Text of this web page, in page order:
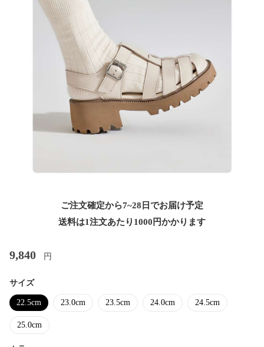
ご注文確定から7~28日でお届け予定
送料は1注文あたり 1000 円かかります
9,840 円
サイズ
22.5cm 23.0cm 23.5cm 24.0cm 24.5cm
25.0cm